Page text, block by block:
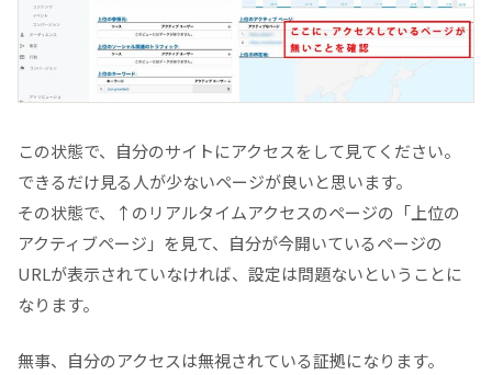
この状態で、自分のサイトにアクセスをして見てください。
できるだけ見る人が少ないページが良いと思います。
その状態で、↑のリアルタイムアクセスのページの「上位の
アクティブページ」を見て、自分が今開いているページの
URLが表示されていなければ、設定は問題ないということに
なります。
無事、自分のアクセスは無視されている証拠になります。